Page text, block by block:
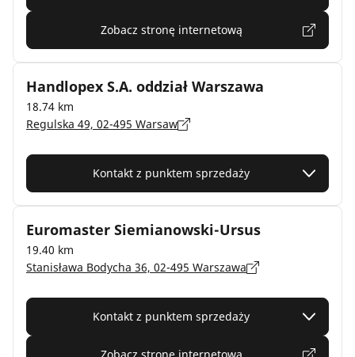
Zobacz stronę internetową
Handlopex S.A. oddział Warszawa
18.74 km
Regulska 49, 02-495 Warsaw
Kontakt z punktem sprzedaży
Euromaster Siemianowski-Ursus
19.40 km
Stanisława Bodycha 36, 02-495 Warszawa
Kontakt z punktem sprzedaży